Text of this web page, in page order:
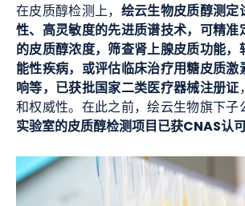
在皮质醇检测上， 绘云生物皮质醇测
性、高灵敏度的先进质谱技术，可精准
的皮质醇浓度，筛查肾上腺皮质功能，
能性疾病，或评估临床治疗用糖皮质
响等，已获批国家二类医疗器械注册证
和权威性。在此之前，绘云生物旗下子
实验室的皮质醇检测项目已获CNAS认